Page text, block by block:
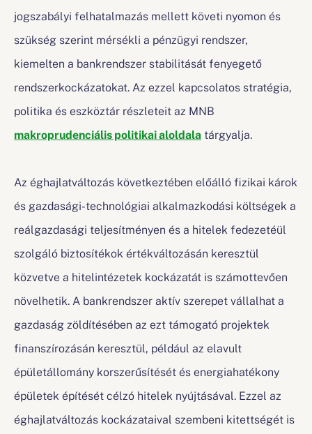
jogszabályi felhatalmazás mellett követi nyomon és
szükség szerint mérsékli a pénzügyi rendszer,
kiemelten a bankrendszer stabilitását fenyegető
rendszerkockázatokat. Az ezzel kapcsolatos stratégia,
politika és eszköztár részleteit az MNB
makroprudenciális politikai aloldala tárgyalja.
Az éghajlatváltozás következtében előálló fizikai károk
és gazdasági-technológiai alkalmazkodási költségek a
reálgazdasági teljesítményen és a hitelek fedezetéül
szolgáló biztosítékok értékváltozásán keresztül
közvetve a hitelintézetek kockázatát is számottevően
növelhetik. A bankrendszer aktív szerepet vállalhat a
gazdaság zöldítésében az ezt támogató projektek
finanszírozásán keresztül, például az elavult
épületállomány korszerűsítését és energiahatékony
épületek építését célzó hitelek nyújtásával. Ezzel az
éghajlatváltozás kockázataival szembeni kitettségét is